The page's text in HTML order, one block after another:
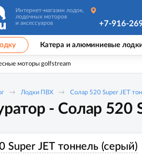
Интернет-магазин лодок,
лодочных моторов
и аксессуаров
+7-916-
Катера и алюминиевые
моторы golfstream
Лодки ПВХ Солар 520 Super JET
- Солар 520
Super JET тоннель (серый)